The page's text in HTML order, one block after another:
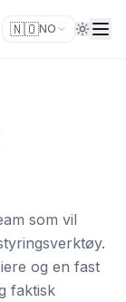
🇳🇴NO
som vil
og en fast
faktisk